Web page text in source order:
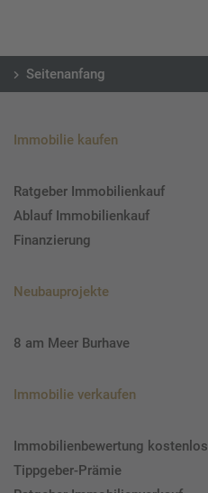
Seitenanfang
Immobilie kaufen
Ratgeber Immobilienkauf
Ablauf Immobilienkauf
Finanzierung
Neubauprojekte
8 am Meer Burhave
Immobilie verkaufen
Immobilienbewertung kostenlos
Tippgeber-Prämie